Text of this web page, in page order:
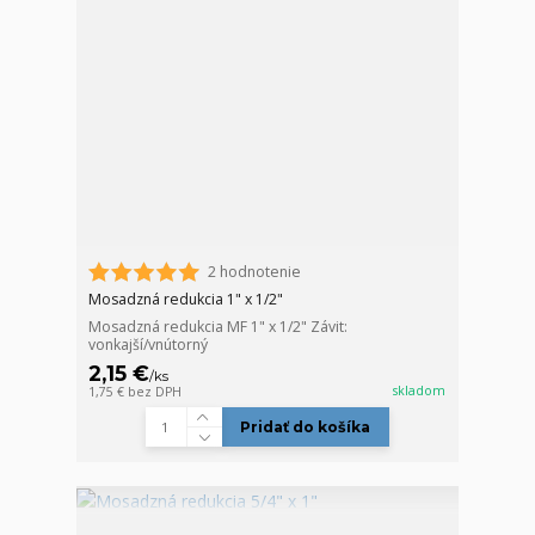
2 hodnotenie
Mosadzná redukcia 1" x 1/2"
Mosadzná redukcia MF 1" x 1/2" Závit:
vonkajší/vnútorný
2,15 €/ks
1,75 € bez DPH skladom
Pridať do košíka